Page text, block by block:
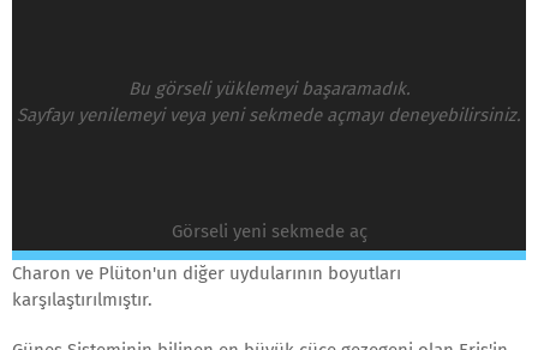
Bu görseli yüklemeyi başaramadık.
Sayfayı yenilemeyi veya yeni sekmede açmayı deneyebilirsiniz.
Görseli yeni sekmede aç
Charon ve Plüton'un diğer uydularının boyutları
karşılaştırılmıştır.